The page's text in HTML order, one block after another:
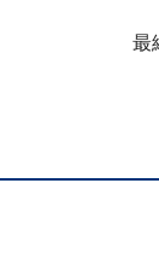
最